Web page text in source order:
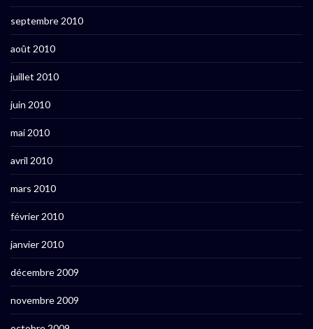
septembre 2010
août 2010
juillet 2010
juin 2010
mai 2010
avril 2010
mars 2010
février 2010
janvier 2010
décembre 2009
novembre 2009